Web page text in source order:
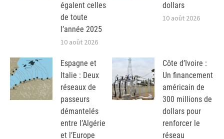
égalent celles
de toute
l’année 2025
10 août 2026
dollars
10 août 2026
Espagne et
Italie : Deux
réseaux de
passeurs
démantelés
entre l’Algérie
et l’Europe
Côte d’Ivoire :
Un financement
américain de
300 millions de
dollars pour
renforcer le
réseau